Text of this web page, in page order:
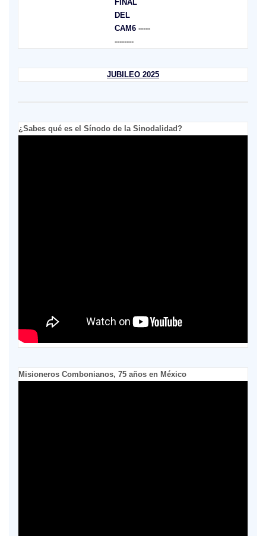
FINAL
DEL
CAM6-----
--------
JUBILEO 2025
¿Sabes qué es el Sínodo de la Sinodalidad?
Misioneros Combonianos, 75 años en México